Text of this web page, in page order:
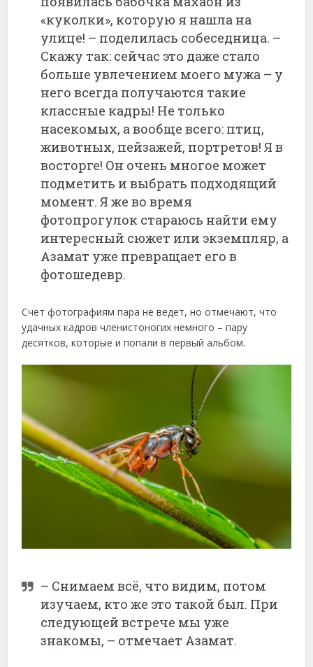
«куколки», которую я нашла на
улице! – поделилась собеседница. –
Скажу так: сейчас это даже стало
больше увлечением моего мужа – у
него всегда получаются такие
классные кадры! Не только
насекомых, а вообще всего: птиц,
животных, пейзажей, портретов! Я в
восторге! Он очень многое может
подметить и выбрать подходящий
момент. Я же во время
фотопрогулок стараюсь найти ему
интересный сюжет или экземпляр, а
Азамат уже превращает его в
фотошедевр.
Счет фотографиям пара не ведет, но отмечают, что
удачных кадров членистоногих немного – пару
десятков, которые и попали в первый альбом.
– Снимаем всё, что видим, потом
изучаем, кто же это такой был. При
следующей встрече мы уже
знакомы, – отмечает Азамат.